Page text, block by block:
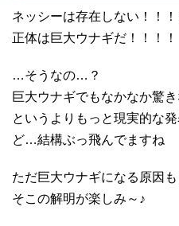
ネッシーは存在しない！！！
正体は巨大ウナギだ！！！！
…そうなの…？
巨大ウナギでもなかなか驚
というよりもっと現実的な
ど…結構ぶっ飛んでますね
ただ巨大ウナギになる原因
そこの解明が楽しみ～♪